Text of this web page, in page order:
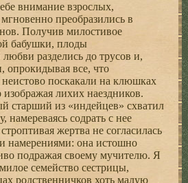
внимание взрослых,
преобразились в
Получив милостивое
бабушки, плоды
разделись до трусов и,
опрокидывая все, что
поскакали на клюшках
лихих наездников.
старший из «индейцев» схватил
намереваясь содрать с нее
жертва не согласилась
намерениями: она истошно
подражая своему мучителю. Я
семейство сестрицы,
родственничков хоть малую